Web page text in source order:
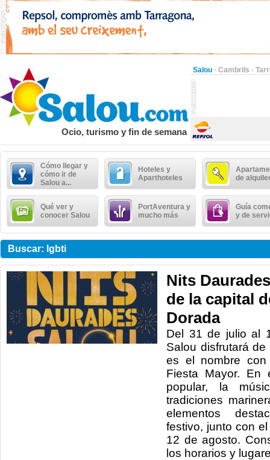
Salou · Cambrils ·
Ocio, turismo y fin de semana
Cómo llegar y
cómo ir de
Salou a...
Hoteles y
Aparthoteles
de
Qué ver y
conocer Salou
PortAventura y
mucho más
Guía
y de
Buscar: lgbti
Nits
de la capital
Dorada
Del 31 de julio al
Salou disfrutará
es el nombre
Fiesta Mayor. En
popular, la
tradiciones
elementos
festivo, junto con
12 de agosto.
los horarios y